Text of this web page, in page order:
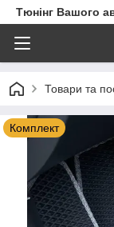
Тюнінг Вашого
Товари та
Комплект